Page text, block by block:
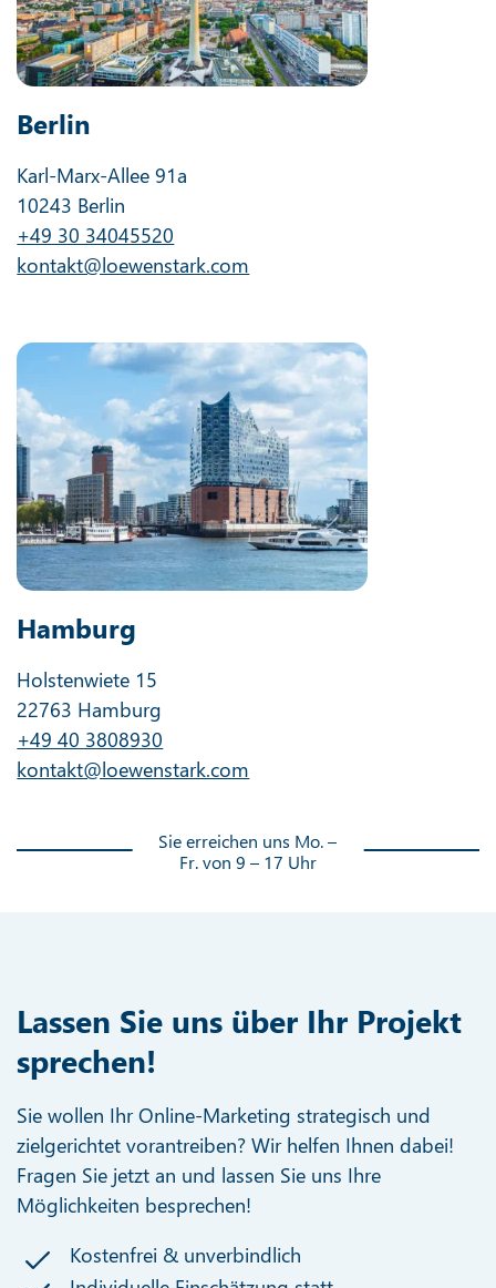
Berlin
Karl-Marx-Allee 91a
10243 Berlin
+49 30 34045520
kontakt@loewenstark.com
Hamburg
Holstenwiete 15
22763 Hamburg
+49 40 3808930
kontakt@loewenstark.com
Sie erreichen uns Mo. –
Fr. von 9 – 17 Uhr
Lassen Sie uns über Ihr Projekt
sprechen!
Sie wollen Ihr Online-Marketing strategisch und
zielgerichtet vorantreiben? Wir helfen Ihnen dabei!
Fragen Sie jetzt an und lassen Sie uns Ihre
Möglichkeiten besprechen!
Kostenfrei & unverbindlich